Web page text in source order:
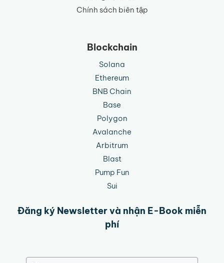
Chính sách biên tập
Blockchain
Solana
Ethereum
BNB Chain
Base
Polygon
Avalanche
Arbitrum
Blast
Pump Fun
Sui
Đăng ký Newsletter và nhận E-Book miễn
phí